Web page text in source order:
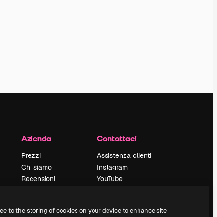
Azienda
Prezzi
Chi siamo
Recensioni
Blog
Contattaci
Assistenza clienti
Instagram
YouTube
Discord
to the storing of cookies on your device to enhance site